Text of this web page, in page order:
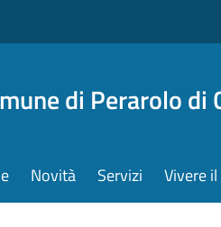
di Perarolo di
Novità Servizi Vivere